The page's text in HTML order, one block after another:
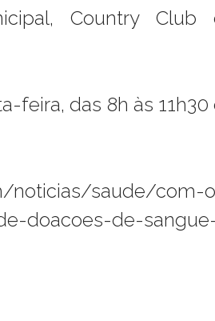
Country Club
feira, das 8h às 11h30
noticias/saude/com-
doacoes-de-